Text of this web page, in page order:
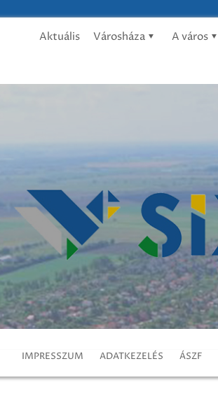
Aktuális Városháza A város
IMPRESSZUM ADATKEZELÉS ÁSZF